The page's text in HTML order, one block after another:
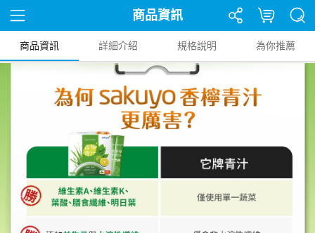
商品資訊
商品資訊 詳細介紹 規格說明 為你推薦